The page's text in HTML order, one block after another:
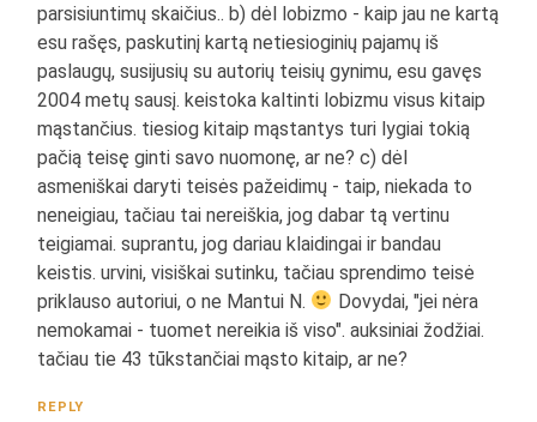
parsisiuntimų skaičius.. b) dėl lobizmo - kaip jau ne kartą
esu rašęs, paskutinį kartą netiesioginių pajamų iš
paslaugų, susijusių su autorių teisių gynimu, esu gavęs
2004 metų sausį. keistoka kaltinti lobizmu visus kitaip
mąstančius. tiesiog kitaip mąstantys turi lygiai tokią
pačią teisę ginti savo nuomonę, ar ne? c) dėl
asmeniškai daryti teisės pažeidimų - taip, niekada to
neneigiau, tačiau tai nereiškia, jog dabar tą vertinu
teigiamai. suprantu, jog dariau klaidingai ir bandau
keistis. urvini, visiškai sutinku, tačiau sprendimo teisė
priklauso autoriui, o ne Mantui N.
Dovydai, "jei nėra
nemokamai - tuomet nereikia iš viso". auksiniai žodžiai.
tačiau tie 43 tūkstančiai mąsto kitaip, ar ne?
REPLY